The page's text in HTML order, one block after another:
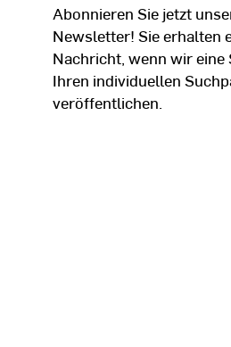
Abonnieren Sie jetzt
Newsletter! Sie erhalten
Nachricht, wenn wir
Ihren individuellen
veröffentlichen.